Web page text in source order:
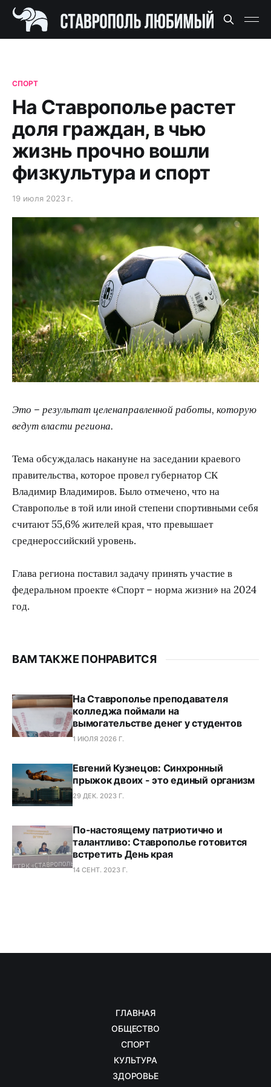
СПОРТ
На Ставрополье растет
доля граждан, в чью
жизнь прочно вошли
физкультура и спорт
19 июля 2023 г.
Это – результат целенаправленной работы, которую
ведут власти региона.
Тема обсуждалась накануне на заседании краевого
правительства, которое провел губернатор СК
Владимир Владимиров. Было отмечено, что на
Ставрополье в той или иной степени спортивными себя
считают 55,6% жителей края, что превышает
среднероссийский уровень.
Глава региона поставил задачу принять участие в
федеральном проекте «Спорт – норма жизни» на 2024
год.
ВАМ ТАКЖЕ ПОНРАВИТСЯ
На Ставрополье преподавателя
колледжа поймали на
вымогательстве денег у студентов
1 ИЮЛЯ 2026 Г.
Евгений Кузнецов: Синхронный
прыжок двоих - это единый организм
29 ДЕК. 2023 Г.
По-настоящему патриотично и
талантливо: Ставрополье готовится
встретить День края
14 СЕНТ. 2023 Г.
ГЛАВНАЯ
ОБЩЕСТВО
СПОРТ
КУЛЬТУРА
ЗДОРОВЬЕ